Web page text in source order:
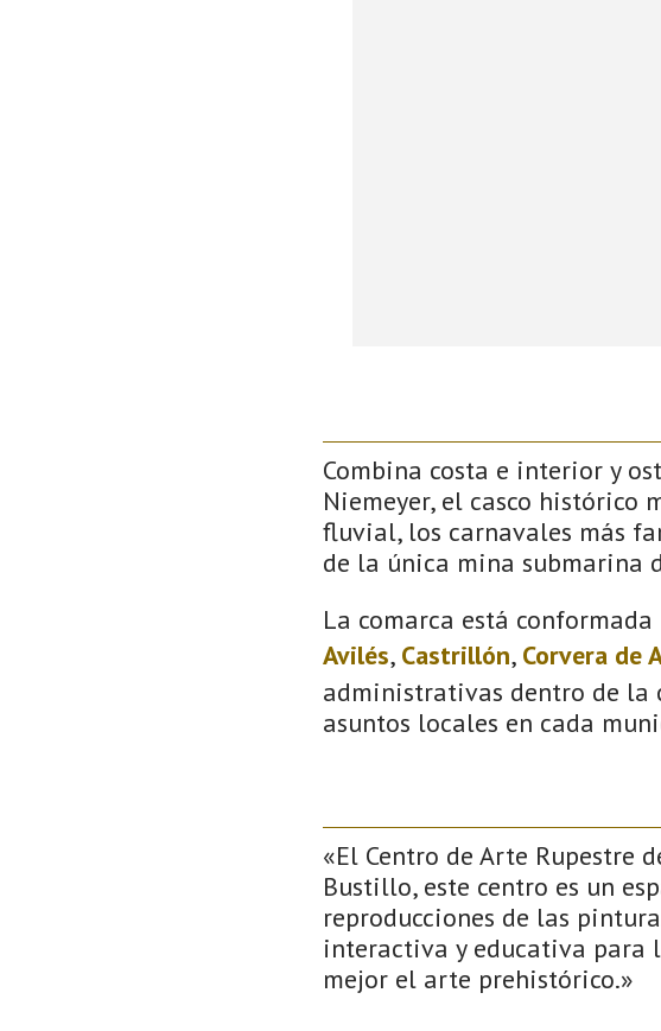
Combina costa e interior y
Niemeyer, el casco histórico
fluvial, los carnavales más
de la única mina submarina
La comarca está
Avilés, Castrillón, Corvera de
administrativas dentro de la
asuntos locales en cada
«El Centro de Arte Rupestre
Bustillo, este centro es un
reproducciones de las
interactiva y educativa para
mejor el arte prehistórico.»